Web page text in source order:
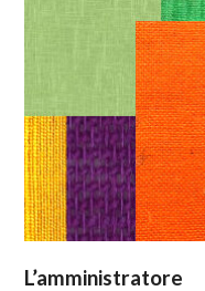
L’amministratore